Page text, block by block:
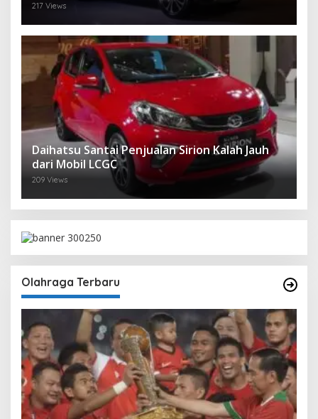
217 Views
Daihatsu Santai Penjualan Sirion Kalah Jauh
dari Mobil LCGC
209 Views
Olahraga Terbaru